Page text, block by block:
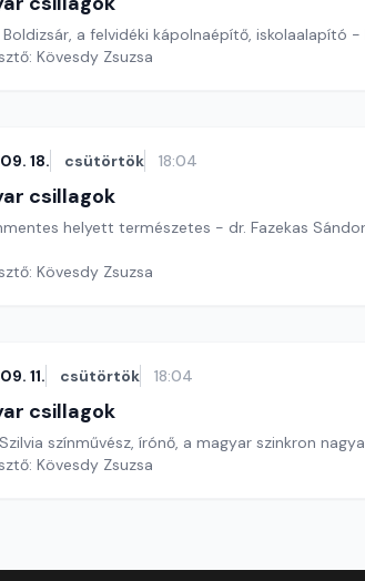
Boldizsár, a felvidéki kápolnaépítő, iskolaalapító
Kövesdy Zsuzsa
18. csütörtök 18:04
csillagok
helyett természetes - dr. Fazekas
Kövesdy Zsuzsa
11. csütörtök 18:04
csillagok
színművész, írónő, a magyar szinkron
Kövesdy Zsuzsa